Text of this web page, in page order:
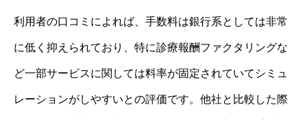
利用者の口コミによれば、手数料は銀行系としては非常
に低く抑えられており、特に診療報酬ファクタリングな
ど一部サービスに関しては料率が固定されていてシミュ
レーションがしやすいとの評価です。他社と比較した際